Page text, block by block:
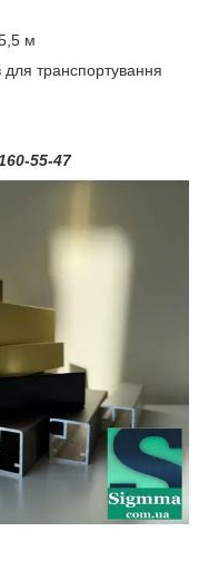
м
для транспортування
55-47